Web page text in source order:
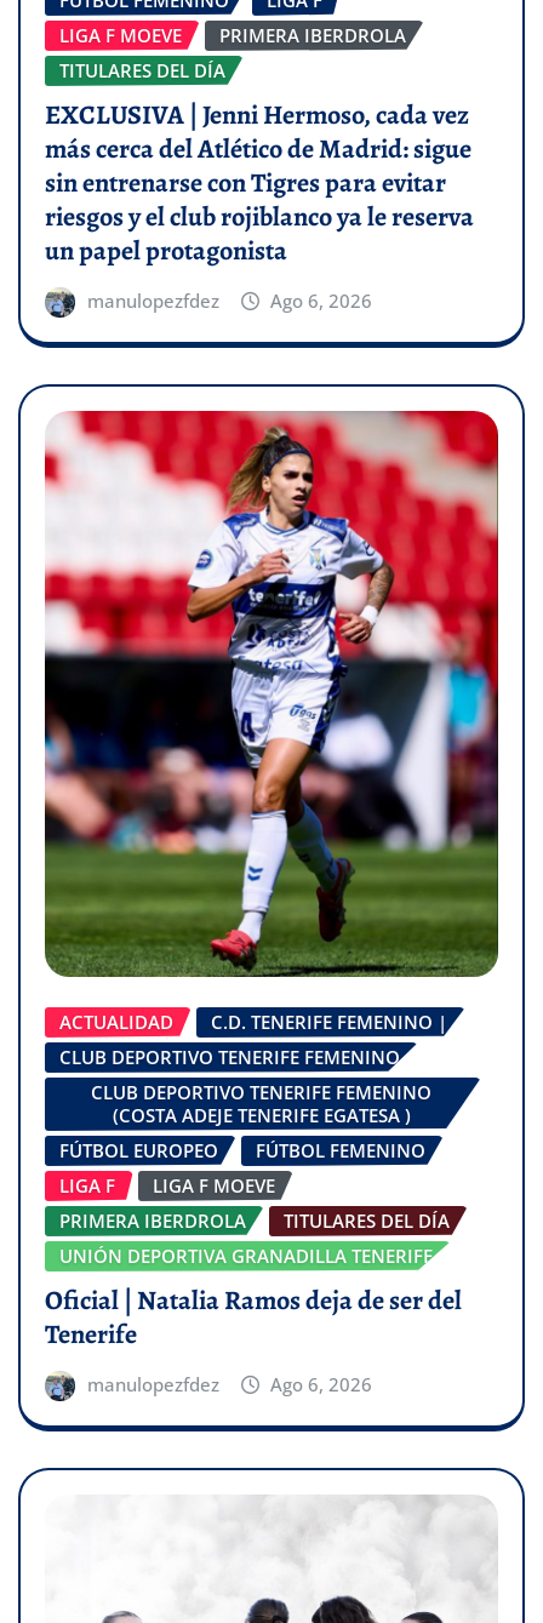
LIGA F MOEVE
PRIMERA IBERDROLA
TITULARES DEL DÍA
EXCLUSIVA | Jenni Hermoso, cada vez
más cerca del Atlético de Madrid: sigue
sin entrenarse con Tigres para evitar
riesgos y el club rojiblanco ya le reserva
un papel protagonista
manulopezfdez Ago 6, 2026
ACTUALIDAD
C.D. TENERIFE FEMENINO |
CLUB DEPORTIVO TENERIFE FEMENINO
CLUB DEPORTIVO TENERIFE FEMENINO
(COSTA ADEJE TENERIFE EGATESA )
FÚTBOL EUROPEO
FÚTBOL FEMENINO
LIGA F
LIGA F MOEVE
PRIMERA IBERDROLA
TITULARES DEL DÍA
UNIÓN DEPORTIVA GRANADILLA TENERIFE
Oficial | Natalia Ramos deja de ser del
Tenerife
manulopezfdez Ago 6, 2026